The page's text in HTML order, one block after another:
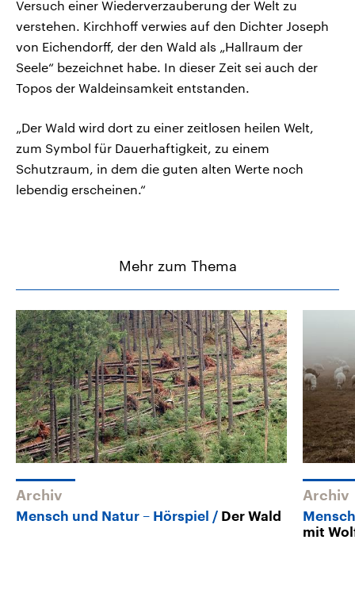
Versuch einer Wiederverzauberung der Welt zu
verstehen. Kirchhoff verwies auf den Dichter Joseph
von Eichendorff, der den Wald als „Hallraum der
Seele“ bezeichnet habe. In dieser Zeit sei auch der
Topos der Waldeinsamkeit entstanden.
„Der Wald wird dort zu einer zeitlosen heilen Welt,
zum Symbol für Dauerhaftigkeit, zu einem
Schutzraum, in dem die guten alten Werte noch
lebendig erscheinen.“
Mehr zum Thema
Archiv
Mensch und Natur – Hörspiel Der Wald
Archiv
mit